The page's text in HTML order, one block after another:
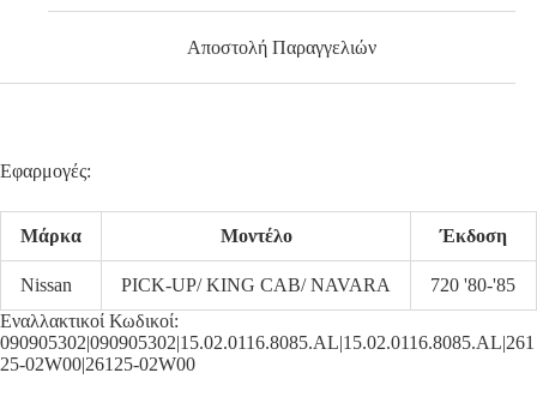
Αποστολή Παραγγελιών
Εφαρμογές:
Μάρκα Μοντέλο Έκδοση
Nissan PICK-UP/ KING CAB/ NAVARA
720 '80-'85
Εναλλακτικοί Κωδικοί:
090905302|090905302|15.02.0116.8085.AL|15.02.0116.8085.AL|261
25-02W00|26125-02W00